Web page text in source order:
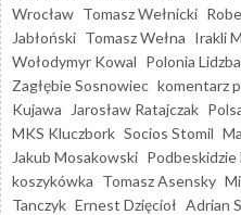
Wrocław Tomasz Wełnicki
Jabłoński Tomasz Wełna Irakli
Wołodymyr Kowal Polonia
Zagłębie Sosnowiec komentarz
Kujawa
Jarosław Ratajczak
MKS Kluczbork Socios Stomil
Jakub Mosakowski Podbeskidzie
koszykówka Tomasz Asensky
Tanczyk Ernest Dzięcioł Adrian